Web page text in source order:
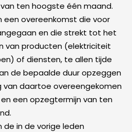
ten hoogste één maand.
een overeenkomst die voor
en die strekt tot het
van producten (elektriciteit
of diensten, te allen tijde
de bepaalde duur opzeggen
daartoe overeengekomen
een opzegtermijn van ten
de in de vorige leden